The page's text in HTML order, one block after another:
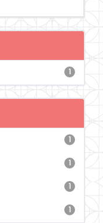
1
1
1
1
1